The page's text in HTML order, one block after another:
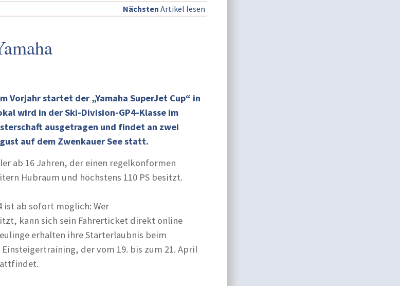
Nächsten Artikel lesen
Vorjahr startet der „Yamaha SuperJet Cup“ in
wird in der Ski-Division-GP4-Klasse im
ausgetragen und findet an zwei
auf dem Zwenkauer See statt.
ab 16 Jahren, der einen regelkonformen
Hubraum und höchstens 110 PS besitzt.
ist ab sofort möglich: Wer
kann sich sein Fahrerticket direkt online
erhalten ihre Starterlaubnis beim
der vom 19. bis zum 21. April